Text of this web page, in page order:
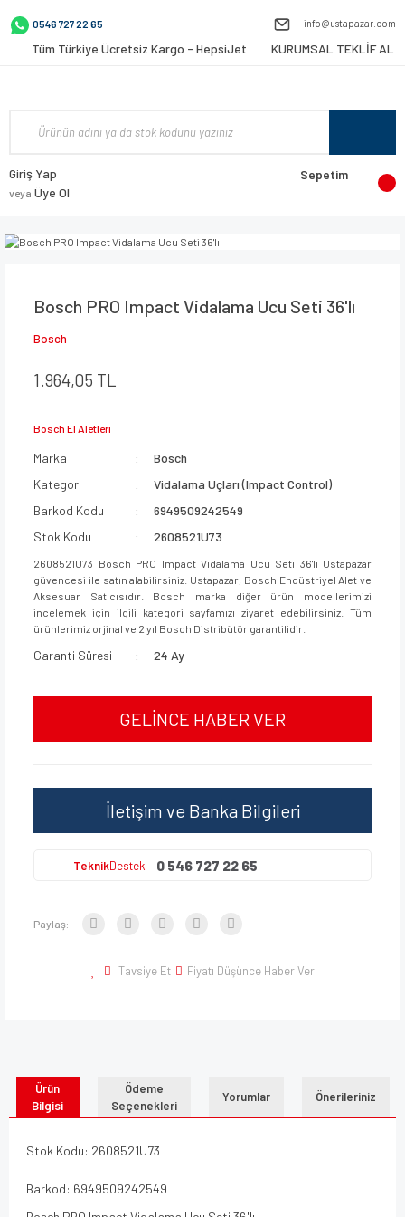
0546 727 22 65 info@ustapazar.com
Tüm Türkiye Ücretsiz Kargo - HepsiJet KURUMSAL TEKLİF AL
Giriş Yap
veya Üye Ol
Sepetim
Bosch PRO Impact Vidalama Ucu Seti 36'lı
Bosch
1.964,05 TL
Bosch El Aletleri
Marka
Bosch
Kategori
Vidalama Uçları (Impact Control)
Barkod Kodu
6949509242549
Stok Kodu
2608521U73
2608521U73 Bosch PRO Impact Vidalama Ucu Seti 36'lı Ustapazar
güvencesi ile satın alabilirsiniz. Ustapazar, Bosch Endüstriyel Alet ve
Aksesuar Satıcısıdır. Bosch marka diğer ürün modellerimizi
incelemek için ilgili kategori sayfamızı ziyaret edebilirsiniz. Tüm
ürünlerimiz orjinal ve 2 yıl Bosch Distribütör garantilidir.
Garanti Süresi 24 Ay
GELİNCE HABER VER
İletişim ve Banka Bilgileri
TeknikDestek 0 546 727 22 65
Paylaş:
Tavsiye Et Fiyatı Düşünce Haber Ver
Ürün
Bilgisi
Ödeme
Seçenekleri
Yorumlar Önerileriniz
Stok Kodu: 2608521U73
Barkod: 6949509242549